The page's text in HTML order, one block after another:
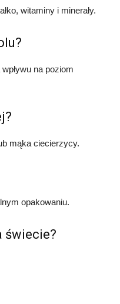
witaminy i minerały.
na poziom
mąka ciecierzycy.
opakowaniu.
świecie?